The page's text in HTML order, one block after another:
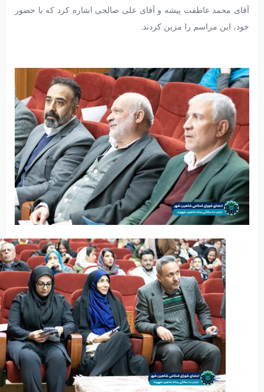
آقای محمد عاطفت پیشه و آقای علی صالحی اشاره کرد که با حضور
خود، این مراسم را مزین کردند.